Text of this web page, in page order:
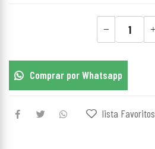
Comprar por Whatsapp
lista Favoritos